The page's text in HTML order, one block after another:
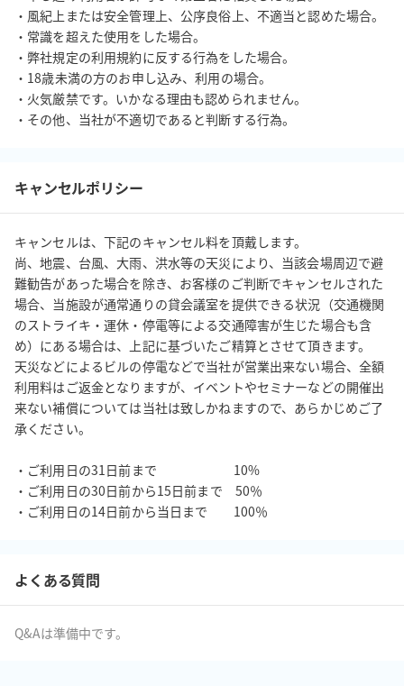
・風紀上または安全管理上、公序良俗上、不適当と認めた場合。
・常識を超えた使用をした場合。
・弊社規定の利用規約に反する行為をした場合。
・18歳未満の方のお申し込み、利用の場合。
・火気厳禁です。いかなる理由も認められません。
・その他、当社が不適切であると判断する行為。
キャンセルポリシー
キャンセルは、下記のキャンセル料を頂戴します。
尚、地震、台風、大雨、洪水等の天災により、当該会場周辺で避
難勧告があった場合を除き、お客様のご判断でキャンセルされた
場合、当施設が通常通りの貸会議室を提供できる状況（交通機関
のストライキ・運休・停電等による交通障害が生じた場合も含
め）にある場合は、上記に基づいたご精算とさせて頂きます。
天災などによるビルの停電などで当社が営業出来ない場合、全額
利用料はご返金となりますが、イベントやセミナーなどの開催出
来ない補償については当社は致しかねますので、あらかじめご了
承ください。
・ご利用日の31日前まで　　　　　　10%
・ご利用日の30日前から15日前まで　50％
・ご利用日の14日前から当日まで　　100％
よくある質問
Q&Aは準備中です。